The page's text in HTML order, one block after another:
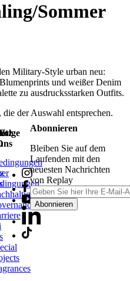
Sommer
Military-Style urban neu:
und weißer Denim
zu ausdrucksstarken Outfits.
der Auswahl entsprechen.
Abonnieren
Bleiben Sie auf dem
Laufenden mit den
neuesten Nachrichten
von Replay
Abonnieren